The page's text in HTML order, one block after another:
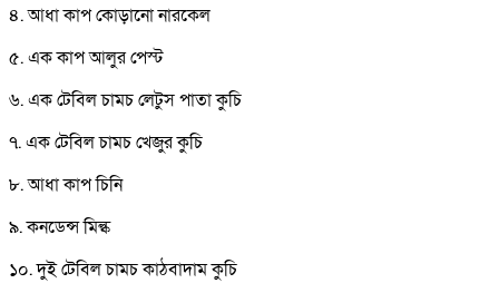
৪. আধা কাপ কোড়ানো নারকেল
৫. এক কাপ আলুর পেস্ট
৬. এক টেবিল চামচ লেটুস পাতা কুচি
৭. এক টেবিল চামচ খেজুর কুচি
৮. আধা কাপ চিনি
৯. কনডেন্স মিল্ক
১০. দুই টেবিল চামচ কাঠবাদাম কুচি